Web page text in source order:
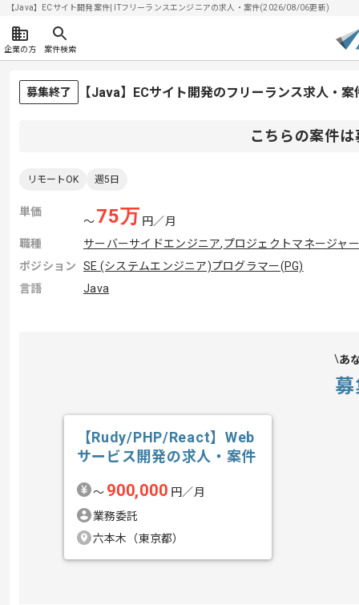
【Java】ECサイト開発案件| ITフリーランスエンジニアの求人・案件(2026/08/06更新)
企業の方 案件検索
募集終了 【Java】ECサイト開発のフリーランス求人・案
こちらの案件
リモートOK 週5日
単価
〜75万 円／月
職種
サーバーサイドエンジニア,プロジェクトマネージャ
ポジション
SE (システムエンジニア)プログラマー(PG)
言語
Java
あ
【Rudy/PHP/React】Web
サービス開発の求人・案件
〜 900,000 円／月
業務委託
六本木（東京都）